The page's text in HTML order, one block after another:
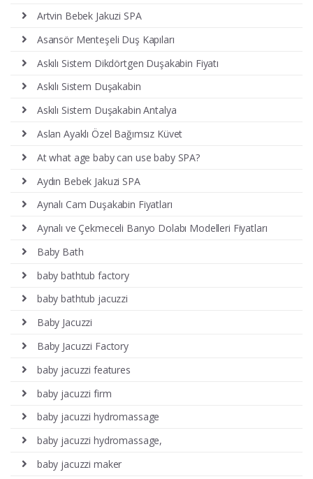
Artvin Bebek Jakuzi SPA
Asansör Menteşeli Duş Kapıları
Askılı Sistem Dikdörtgen Duşakabin Fiyatı
Askılı Sistem Duşakabin
Askılı Sistem Duşakabin Antalya
Aslan Ayaklı Özel Bağımsız Küvet
At what age baby can use baby SPA?
Aydın Bebek Jakuzi SPA
Aynalı Cam Duşakabin Fiyatları
Aynalı ve Çekmeceli Banyo Dolabı Modelleri Fiyatları
Baby Bath
baby bathtub factory
baby bathtub jacuzzi
Baby Jacuzzi
Baby Jacuzzi Factory
baby jacuzzi features
baby jacuzzi firm
baby jacuzzi hydromassage
baby jacuzzi hydromassage,
baby jacuzzi maker